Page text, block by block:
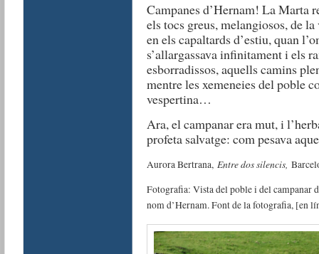
Campanes d’Hernam! La Marta
els tocs greus, melangiosos, de
en els capaltards d’estiu, quan
s’allargassava infinitament i els
esborradissos, aquells camins
mentre les xemeneies del poble
vespertina…
Ara, el campanar era mut, i
profeta salvatge: com pesava
Aurora Bertrana, Entre dos silencis,
Fotografia: Vista del poble i del campanar
nom d’Hernam. Font de la fotografia, [en